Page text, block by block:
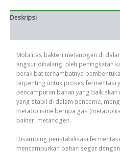
Deskripsi
Mobilitas bakteri metanogen di
angsur dihalangi oleh peningkatan
berakibat terhambatnya
terpenting untuk proses fermentasi
pencampuran bahan yang baik
yang stabil di dalam pencerna,
metabolisme berupa gas
bakteri metanogen.
Disamping penstabilisasi
mencampurkan bahan segar